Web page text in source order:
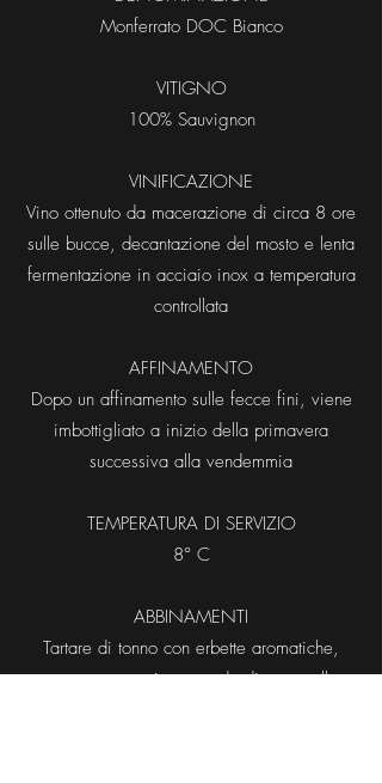
Monferrato DOC Bianco
VITIGNO
100% Sauvignon
VINIFICAZIONE
Vino ottenuto da macerazione di circa 8 ore
sulle bucce, decantazione del mosto e lenta
fermentazione in acciaio inox a temperatura
controllata
AFFINAMENTO
Dopo un affinamento sulle fecce fini, viene
imbottigliato a inizio della primavera
successiva alla vendemmia
TEMPERATURA DI SERVIZIO
8° C
ABBINAMENTI
Tartare di tonno con erbette aromatiche,
capesante gratinate, coda di rospo allo